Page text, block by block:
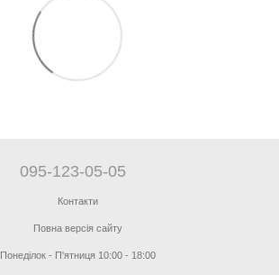
095-123-05-05
Контакти
Повна версія сайту
Понеділок - П'ятниця 10:00 - 18:00